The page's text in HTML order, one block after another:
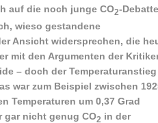
auf die noch junge CO2-Debatte
wieso gestandene
Ansicht widersprechen, die
mit den Argumenten der
– doch der
war zum Beispiel zwischen
Temperaturen um 0,37 Grad
gar nicht genug CO2 in der